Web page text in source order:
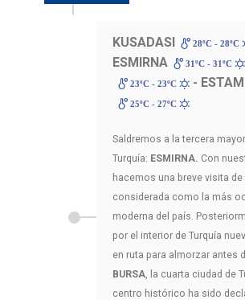
KUSADASI 28ºC - 28ºC
ESMIRNA
31ºC - 31ºC
23ºC - 23ºC -
25ºC - 27ºC
Saldremos a la tercera
Turquía: ESMIRNA. Con
hacemos una breve visita
considerada como la más
moderna del país.
por el interior de Turquía
en ruta para almorzar antes
BURSA, la cuarta ciudad de
centro histórico ha sido